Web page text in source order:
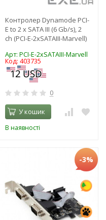
Контролер Dynamode PCI-
E to 2 х SATA III (6 Gb/s), 2
ch (PCI-E-2xSATAIII-Marvell)
Арт: PCI-E-2xSATAIII-Marvell
Код: 403735
0
У кошик
В наявності
-3%